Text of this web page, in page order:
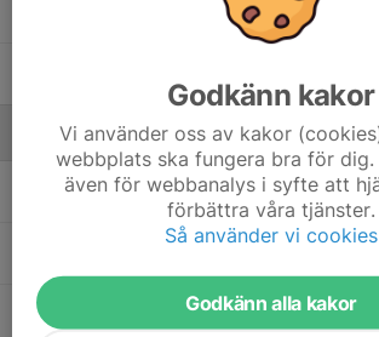
55. William Ekström
Ledare
Alexandre PatchevHuvudtränare
Daren PatchevAssisterande tränare
Godkänn kakor
Vi använder oss av kakor
webbplats ska fungera bra för dig.
även för webbanalys i syfte att
förbättra våra tjänster.
Så använder vi cookies
Godkänn alla kakor